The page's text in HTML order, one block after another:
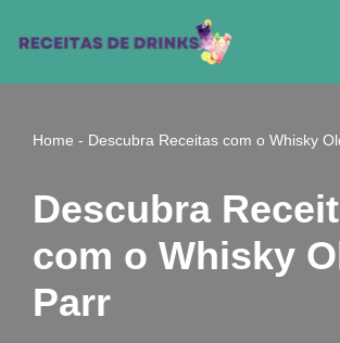
para
conteúdo
Home - Descubra Receitas com o Whisky
Descubra
com o Whisky
Parr